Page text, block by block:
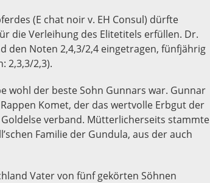
(E chat noir v. EH Consul) dürfte
die Verleihung des Elitetitels erfüllen. Dr.
den Noten 2,4,3/2,4 eingetragen, fünfjährig
2,3,3/2,3).
wohl der beste Sohn Gunnars war. Gunnar
Komet, der das wertvolle Erbgut der
verband. Mütterlicherseits stammte
Familie der Gundula, aus der auch
Vater von fünf gekörten Söhnen